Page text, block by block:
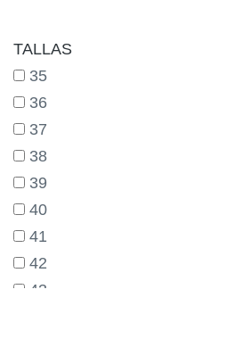
TALLAS
35
36
37
38
39
40
41
42
43